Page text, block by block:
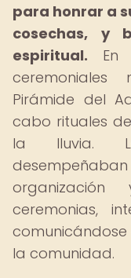
para honrar a
cosechas, y
espiritual. En
Pirámide del
cabo rituales
la lluvia.
ceremonias,
la comunidad.